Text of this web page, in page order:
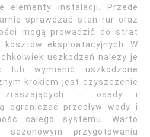
elementy instalacji. Przede
sprawdzać stan rur oraz
mogą prowadzić do strat
kosztów eksploatacyjnych. W
uszkodzeń należy je
lub wymienić uszkodzone
krokiem jest czyszczenie
– osady i
ograniczać przepływ wody i
całego systemu. Warto
przygotowaniu